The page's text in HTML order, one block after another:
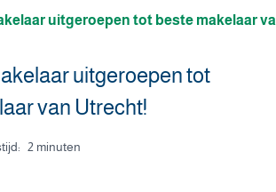
uitgeroepen tot beste makelaar
uitgeroepen tot
van Utrecht!
2 minuten